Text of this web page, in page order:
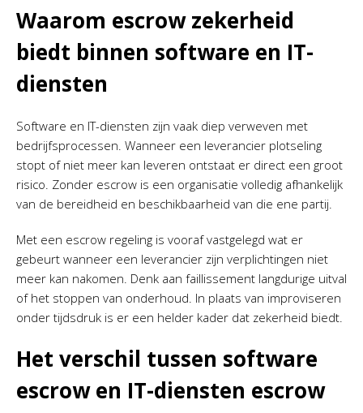
Waarom escrow zekerheid
biedt binnen software en IT-
diensten
Software en IT-diensten zijn vaak diep verweven met
bedrijfsprocessen. Wanneer een leverancier plotseling
stopt of niet meer kan leveren ontstaat er direct een groot
risico. Zonder escrow is een organisatie volledig afhankelijk
van de bereidheid en beschikbaarheid van die ene partij.
Met een escrow regeling is vooraf vastgelegd wat er
gebeurt wanneer een leverancier zijn verplichtingen niet
meer kan nakomen. Denk aan faillissement langdurige uitval
of het stoppen van onderhoud. In plaats van improviseren
onder tijdsdruk is er een helder kader dat zekerheid biedt.
Het verschil tussen software
escrow en IT-diensten escrow